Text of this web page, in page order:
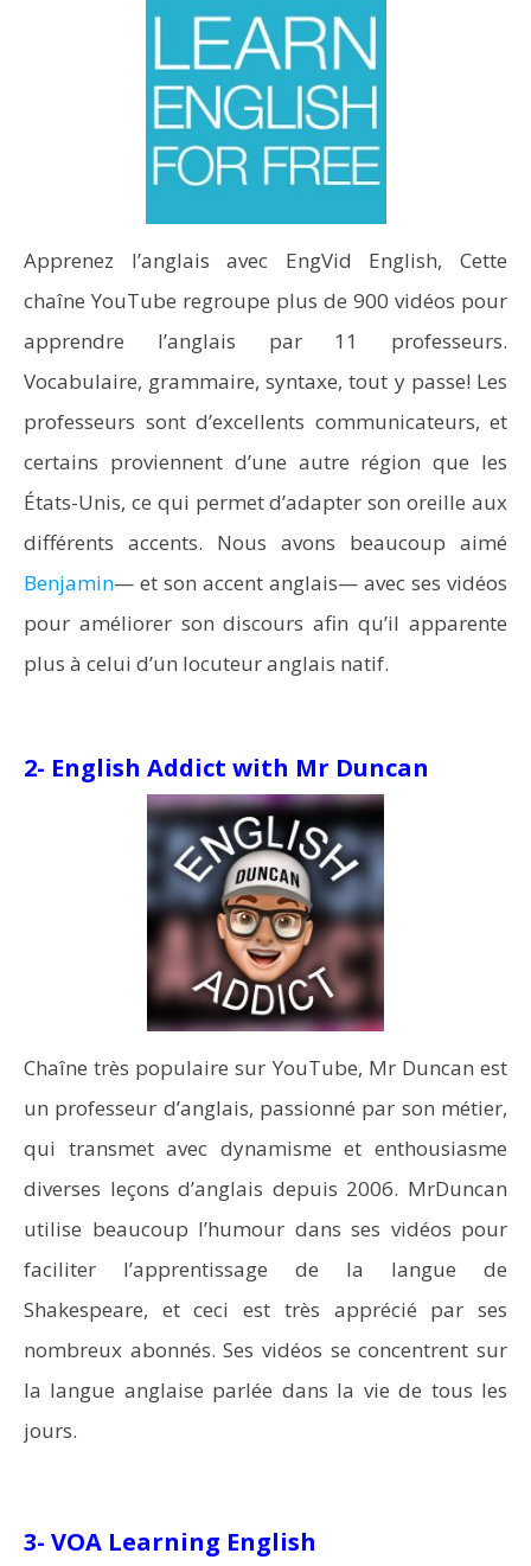
Apprenez l’anglais avec EngVid English, Cette
chaîne YouTube regroupe plus de 900 vidéos pour
apprendre l’anglais par 11 professeurs.
Vocabulaire, grammaire, syntaxe, tout y passe! Les
professeurs sont d’excellents communicateurs, et
certains proviennent d’une autre région que les
États-Unis, ce qui permet d’adapter son oreille aux
différents accents. Nous avons beaucoup aimé
Benjamin— et son accent anglais— avec ses vidéos
pour améliorer son discours afin qu’il apparente
plus à celui d’un locuteur anglais natif.
2- English Addict with Mr Duncan
Chaîne très populaire sur YouTube, Mr Duncan est
un professeur d’anglais, passionné par son métier,
qui transmet avec dynamisme et enthousiasme
diverses leçons d’anglais depuis 2006. MrDuncan
utilise beaucoup l’humour dans ses vidéos pour
faciliter l’apprentissage de la langue de
Shakespeare, et ceci est très apprécié par ses
nombreux abonnés. Ses vidéos se concentrent sur
la langue anglaise parlée dans la vie de tous les
jours.
3- VOA Learning English